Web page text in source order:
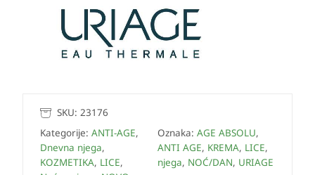
SKU: 23176
Kategorije: ANTI-AGE,
Dnevna njega,
KOZMETIKA, LICE,
Oznaka: AGE ABSOLU,
ANTI AGE, KREMA, LICE,
njega, NOĆ/DAN, URIAGE